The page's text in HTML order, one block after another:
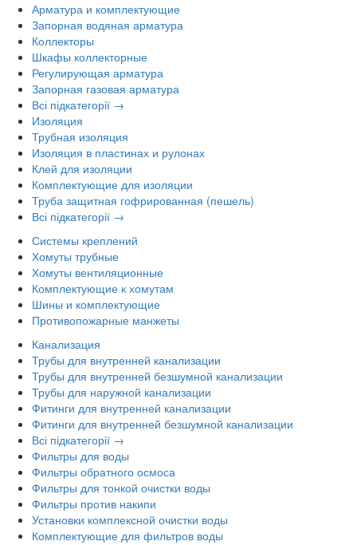
Арматура и комплектующие
Запорная водяная арматура
Коллекторы
Шкафы коллекторные
Регулирующая арматура
Запорная газовая арматура
Всі підкатегорії →
Изоляция
Трубная изоляция
Изоляция в пластинах и рулонах
Клей для изоляции
Комплектующие для изоляции
Труба защитная гофрированная (пешель)
Всі підкатегорії →
Системы креплений
Хомуты трубные
Хомуты вентиляционные
Комплектующие к хомутам
Шины и комплектующие
Противопожарные манжеты
Канализация
Трубы для внутренней канализации
Трубы для внутренней безшумной канализации
Трубы для наружной канализации
Фитинги для внутренней канализации
Фитинги для внутренней безшумной канализации
Всі підкатегорії →
Фильтры для воды
Фильтры обратного осмоса
Фильтры для тонкой очистки воды
Фильтры против накипи
Установки комплексной очистки воды
Комплектующие для фильтров воды